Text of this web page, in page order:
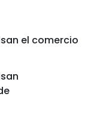
el comercio